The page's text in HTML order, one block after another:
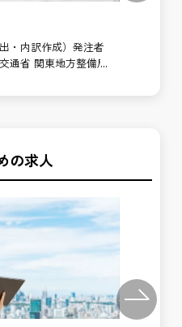
・内訳作成）発注者
通省 関東地方整備局
の求人
Next